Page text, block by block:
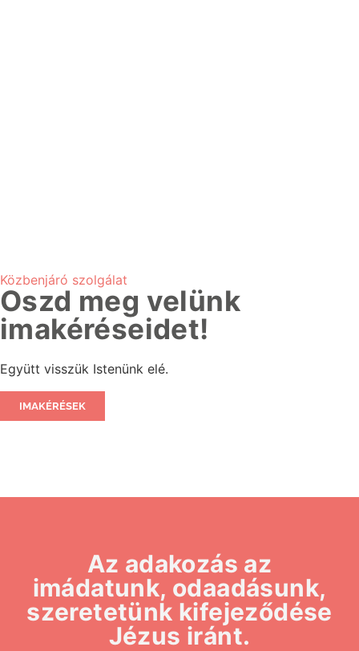
Közbenjáró szolgálat
Oszd meg velünk
imakéréseidet!
Együtt visszük Istenünk elé.
IMAKÉRÉSEK
Az adakozás az
imádatunk, odaadásunk,
szeretetünk kifejeződése
Jézus iránt.